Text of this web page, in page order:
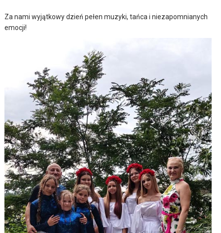
Za nami wyjątkowy dzień pełen muzyki, tańca i niezapomnianych
emocji!